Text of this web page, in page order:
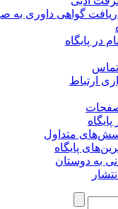
گواهی داوری به
در پایگاه
تماس
ارتباط
متداول
پایگاه
به دوستان